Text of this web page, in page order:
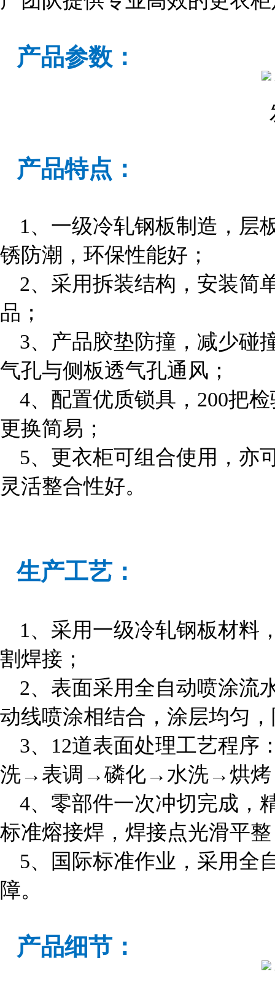
产品参数：
产品特点：
1、一级冷轧钢板制造，层
锈防潮，环保性能好；
2、采用拆装结构，安装简
品；
3、产品胶垫防撞，减少碰
气孔与侧板透气孔通风；
4、配置优质锁具，200把
更换简易；
5、更衣柜可组合使用，亦
灵活整合性好。
生产工艺：
1、采用一级冷轧钢板材料
割焊接；
2、表面采用全自动喷涂流
动线喷涂相结合，涂层均匀
3、12道表面处理工艺程
洗→表调→磷化→水洗→烘
4、零部件一次冲切完成，
标准熔接焊，焊接点光滑平
5、国际标准作业，采用全
障。
产品细节：